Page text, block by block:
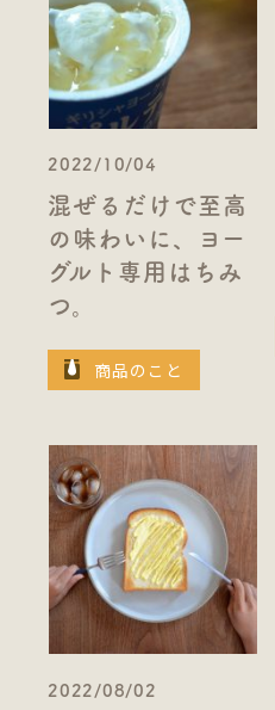
2022/10/04
混ぜるだけで至高
の味わいに、ヨー
グルト専用はちみ
つ。
商品のこと
2022/08/02